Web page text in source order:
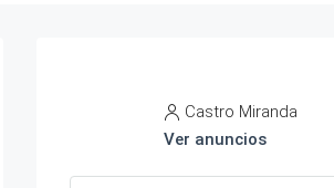
Castro Miranda
Ver anuncios